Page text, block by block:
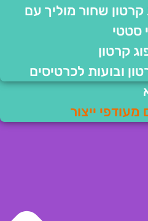
שחור מוליך עם
קרטון
ובועות לכרטיסים
ייצור